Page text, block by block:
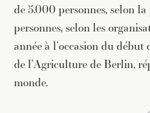
de 5.000 personnes, selon
personnes, selon les
année à l’occasion du début
de l’Agriculture de Berlin,
monde.